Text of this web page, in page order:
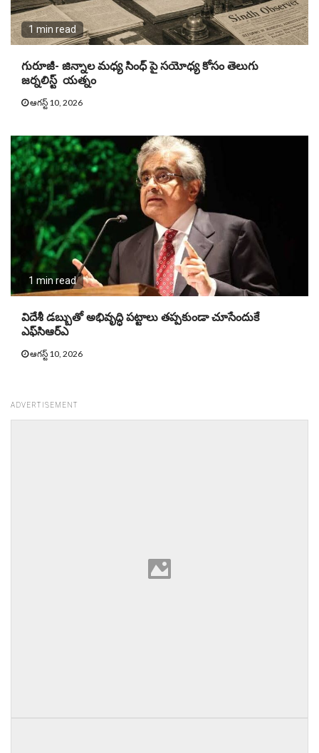
1 min read
గురూజీ- జిన్నాల మధ్య సింధ్ పై సయోధ్య కోసం తెలుగు
జర్నలిస్ట్ యత్నం
ఆగస్ట్ 10, 2026
1 min read
విదేశీ డబ్బుతో అభివృద్ధి పట్టాలు తప్పకుండా చూసేందుకే
ఎఫ్‌సిఆర్‌ఎ
ఆగస్ట్ 10, 2026
ADVERTISEMENT